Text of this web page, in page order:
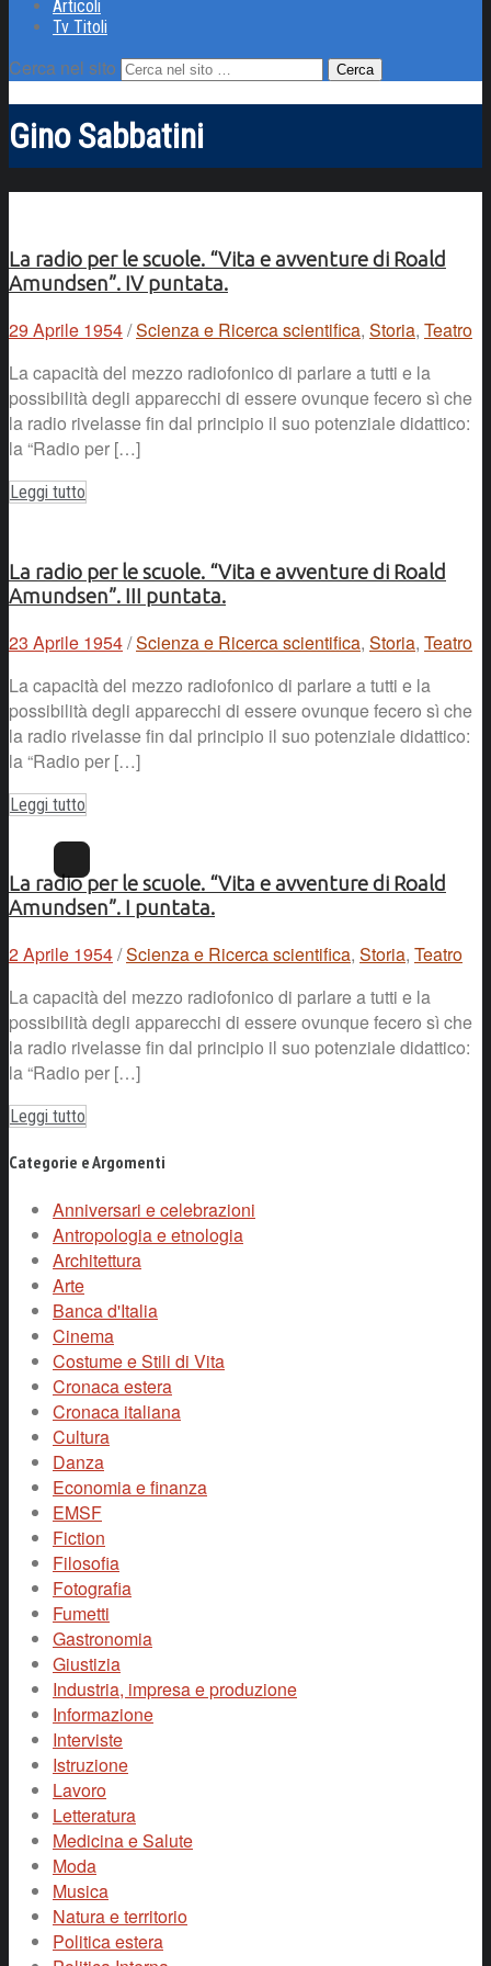
Articoli
Tv Titoli
Cerca nel sito
Gino Sabbatini
La radio per le scuole. “Vita e avventure di Roald
Amundsen”. IV puntata.
29 Aprile 1954/Scienza e Ricerca scientifica, Storia, Teatro
La capacità del mezzo radiofonico di parlare a tutti e la
possibilità degli apparecchi di essere ovunque fecero sì che
la radio rivelasse fin dal principio il suo potenziale didattico:
la “Radio per […]
Leggi tutto
La radio per le scuole. “Vita e avventure di Roald
Amundsen”. III puntata.
23 Aprile 1954/Scienza e Ricerca scientifica, Storia, Teatro
La capacità del mezzo radiofonico di parlare a tutti e la
possibilità degli apparecchi di essere ovunque fecero sì che
la radio rivelasse fin dal principio il suo potenziale didattico:
la “Radio per […]
Leggi tutto
La radio per le scuole. “Vita e avventure di Roald
Amundsen”. I puntata.
2 Aprile 1954/Scienza e Ricerca scientifica, Storia, Teatro
La capacità del mezzo radiofonico di parlare a tutti e la
possibilità degli apparecchi di essere ovunque fecero sì che
la radio rivelasse fin dal principio il suo potenziale didattico:
la “Radio per […]
Leggi tutto
Categorie e Argomenti
Anniversari e celebrazioni
Antropologia e etnologia
Architettura
Arte
Banca d'Italia
Cinema
Costume e Stili di Vita
Cronaca estera
Cronaca italiana
Cultura
Danza
Economia e finanza
EMSF
Fiction
Filosofia
Fotografia
Fumetti
Gastronomia
Giustizia
Industria, impresa e produzione
Informazione
Interviste
Istruzione
Lavoro
Letteratura
Medicina e Salute
Moda
Musica
Natura e territorio
Politica estera